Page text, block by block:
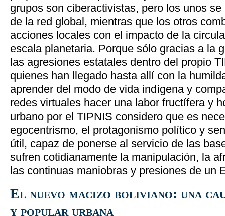
grupos son ciberactivistas, pero los unos
de la red global, mientras que los otros
acciones locales con el impacto de la
escala planetaria. Porque sólo gracias a la
las agresiones estatales dentro del propio
quienes han llegado hasta allí con la
aprender del modo de vida indígena y
redes virtuales hacer una labor fructífera y
urbano por el TIPNIS considero que es
egocentrismo, el protagonismo político y
útil, capaz de ponerse al servicio de las
sufren cotidianamente la manipulación, la
las continuas maniobras y presiones de un
El nuevo macizo boliviano: una
y popular urbana